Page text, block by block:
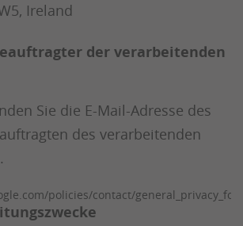
Ireland
der verarbeitenden
Sie die E-Mail-Adresse des
des verarbeitenden
policies/contact/